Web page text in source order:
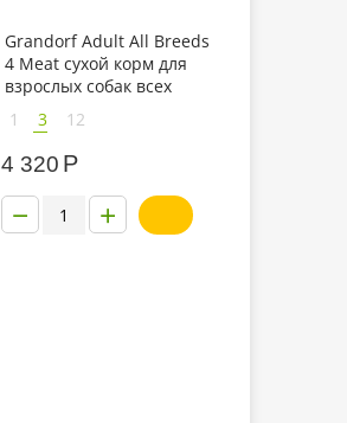
Grandorf Adult All Breeds
4 Meat сухой корм для
взрослых собак всех
пород 4 мяса
1 3 12
4 320 Р
+
−